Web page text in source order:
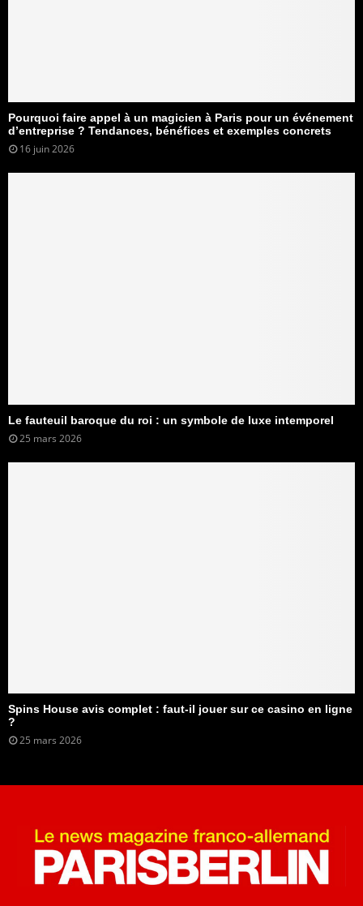
Pourquoi faire appel à un magicien à Paris pour un événement
d’entreprise ? Tendances, bénéfices et exemples concrets
16 juin 2026
Le fauteuil baroque du roi : un symbole de luxe intemporel
25 mars 2026
Spins House avis complet : faut-il jouer sur ce casino en ligne
?
25 mars 2026